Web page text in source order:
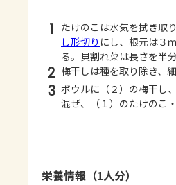
1 たけのこは水気を拭き取
し形切り にし、根元は３
る。貝割れ菜は長さを半分
2 梅干しは種を取り除き、細
3 ボウルに（２）の梅干し
混ぜ、（１）のたけのこ
栄養情報（1人分）